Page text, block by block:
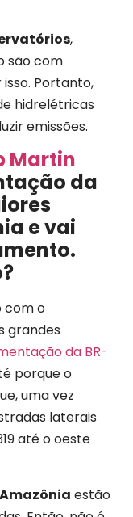
,
são com
Portanto,
hidrelétricas
emissões.
Martin
da
e vai
com o
grandes
da BR-
porque o
uma vez
laterais
até o oeste
estão